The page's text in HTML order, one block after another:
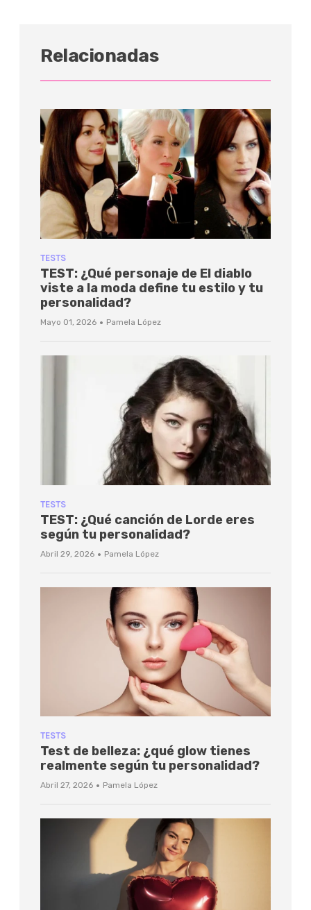
Relacionadas
TESTS
TEST: ¿Qué personaje de El diablo
viste a la moda define tu estilo y tu
personalidad?
Mayo 01, 2026 · Pamela López
TESTS
TEST: ¿Qué canción de Lorde eres
según tu personalidad?
Abril 29, 2026 · Pamela López
TESTS
Test de belleza: ¿qué glow tienes
realmente según tu personalidad?
Abril 27, 2026 · Pamela López